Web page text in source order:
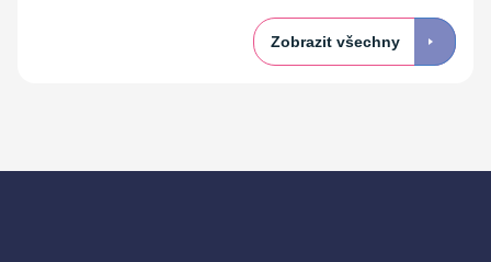
Zobrazit všechny